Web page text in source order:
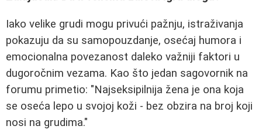
Iako velike grudi mogu privući pažnju, istraživanja
pokazuju da su samopouzdanje, osećaj humora i
emocionalna povezanost daleko važniji faktori u
dugoročnim vezama. Kao što jedan sagovornik na
forumu primetio: "Najseksipilnija žena je ona koja
se oseća lepo u svojoj koži - bez obzira na broj koji
nosi na grudima."